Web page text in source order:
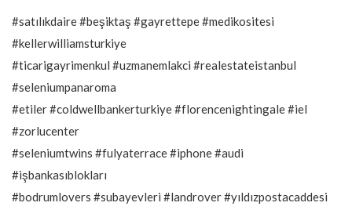
#satılıkdaire #beşiktaş #gayrettepe #medikositesi
#kellerwilliamsturkiye
#ticarigayrimenkul #uzmanemlakci #realestateistanbul
#seleniumpanaroma
#etiler #coldwellbankerturkiye #florencenightingale #iel
#zorlucenter
#seleniumtwins #fulyaterrace #iphone #audi
#işbankasıblokları
#bodrumlovers #subayevleri #landrover #yıldızpostacaddesi